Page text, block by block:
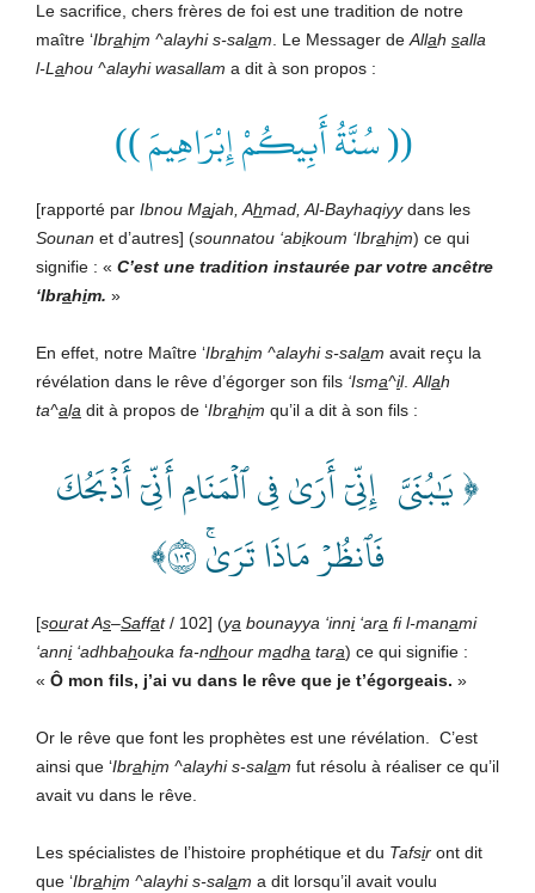
Le sacrifice, chers frères de foi est une tradition de notre
maître ‘Ibrahim ^alayhi s-salam. Le Messager deAllah salla
l-Lahou ^alayhi wasallam a dit à son propos :
(( سُنَّةُ أَبِيكُمْ إِبْرَاهِيمَ ))
[rapporté par Ibnou Majah, Ahmad, Al-Bayhaqiyydans les
Sounan et d’autres] (sounnatou ‘abikoum ‘Ibrahim) ce qui
signifie : « C’est une tradition instaurée par votre ancêtre
‘Ibrahim. »
En effet, notre Maître ‘Ibrahim ^alayhi s-salam avait reçu la
révélation dans le rêve d’égorger son fils ‘Isma^il.Allah
ta^ala dit à propos de ‘Ibrahim qu’il a dit à son fils :
﴿ يَٰبُنَيَّ إِنِّيٓ أَرَىٰ فِي ٱلۡمَنَامِ أَنِّيٓ أَذۡبَحُكَ
فَٱنظُرۡ مَاذَا تَرَىٰۚ ٢٠١﴾
[sourat As–Saffat/ 102] (ya bounayya ‘inni‘ara fi l-manami
‘anni‘adhbahouka fa-ndhour madha tara) ce qui signifie :
« Ô mon fils, j’ai vu dans le rêve que je t’égorgeais. »
Or le rêve que font les prophètes est une révélation. C’est
ainsi que ‘Ibrahim ^alayhi s-salam fut résolu à réaliser ce qu’il
avait vu dans le rêve.
Les spécialistes de l’histoire prophétique et du Tafsir ont dit
que ‘Ibrahim ^alayhi s-salam a dit lorsqu’il avait voulu